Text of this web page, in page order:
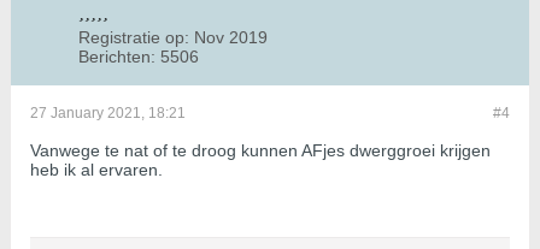
Registratie op: Nov 2019
Berichten: 5506
#4
27 January 2021, 18:21
Vanwege te nat of te droog kunnen AFjes dwerggroei krijgen
heb ik al ervaren.